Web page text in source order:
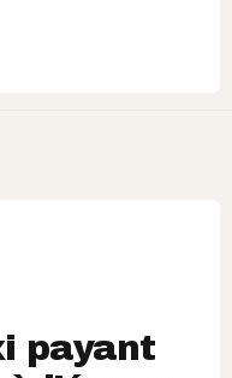
payant